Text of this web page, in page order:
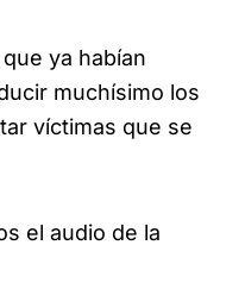
ya habían
muchísimo los
víctimas que se
el audio de la